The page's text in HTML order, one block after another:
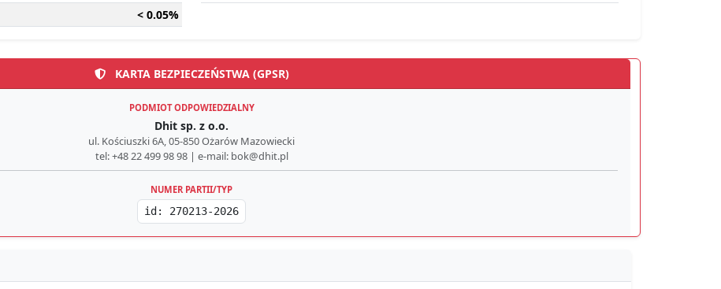
< 0.05%
KARTA BEZPIECZEŃSTWA (GPSR)
PODMIOT ODPOWIEDZIALNY
Dhit sp. z o.o.
ul. Kościuszki 6A, 05-850 Ożarów Mazowiecki
tel: +48 22 499 98 98 | e-mail: bok@dhit.pl
NUMER PARTII/TYP
id: 270213-2026